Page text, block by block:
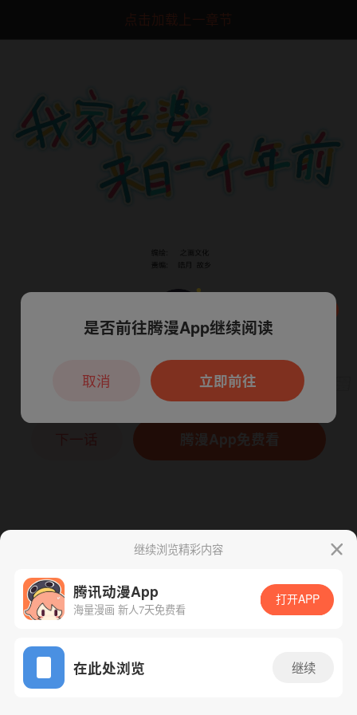
点击加载上一章节
App免费看
腾漫App免费看
继续浏览精彩内容
腾讯动漫App
海量漫画 新人7天免费看
打开APP
在此处浏览 继续
本章节仅支持App阅读，可打开App新用
户7天免费看
是否前往腾漫App继续阅读
立即前往
取消